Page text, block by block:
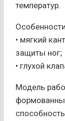
температур.
• мягкий
защиты ног;
• глухой
Модель